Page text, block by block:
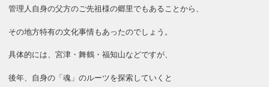
管理人自身の父方のご先祖様の郷里でもあることから、
その地方特有の文化事情もあったのでしょう。
具体的には、宮津・舞鶴・福知山などですが、
後年、自身の「魂」のルーツを探索していくと